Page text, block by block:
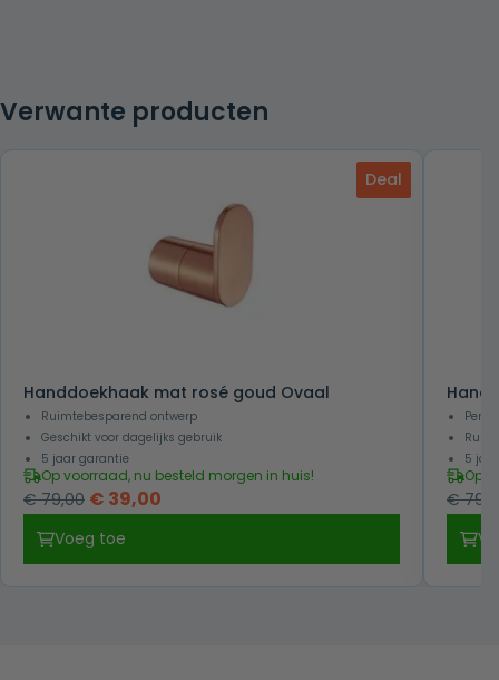
Verwante producten
Handdoekhaak mat rosé goud Ovaal
Ruimtebesparend ontwerp
Geschikt voor dagelijks gebruik
5 jaar garantie
Op voorraad, nu besteld morgen in huis!
€79,00 Oorspronkelijke
was:
€ 79,00.
€ 39,00
€ 39,00.
Voeg toe
Deal
5
Op
€